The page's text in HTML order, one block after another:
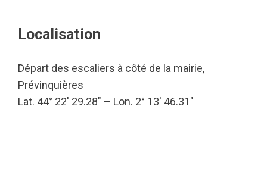
Localisation
Départ des escaliers à côté de la mairie,
Prévinquières
Lat. 44° 22′ 29.28″ – Lon. 2° 13′ 46.31″